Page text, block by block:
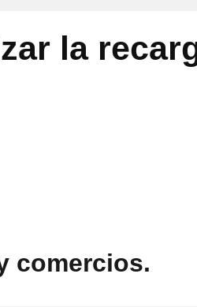
la
comercios.